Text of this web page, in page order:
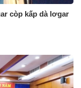
còp kấp dà lơgar